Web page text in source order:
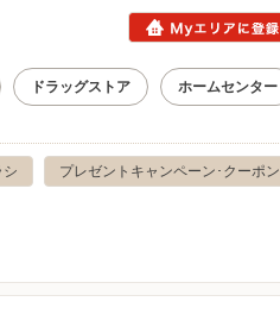
ドラッグストア ホームセンター
プレゼントキャンペーン･クーポン
シ